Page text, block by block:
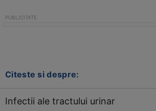
Citeste si despre:
Infectii ale tractului urinar